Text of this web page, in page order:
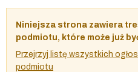
Niniejsza strona zawiera
podmiotu, które może już
Przejrzyj listę wszystkich
podmiotu